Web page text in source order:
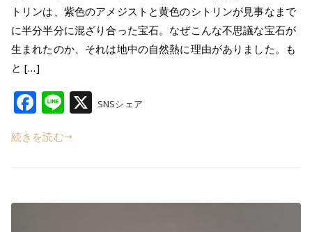
トリンは、紫色のアメジストと黄色のシトリンが見事なまで
に半分半分に混ざり合った宝石。なぜこんな不思議な宝石が
生まれたのか、それは地中の自然熱に理由がありました。も
と […]
F
a
c
Li
e
X
SNSシェア
続きを読む